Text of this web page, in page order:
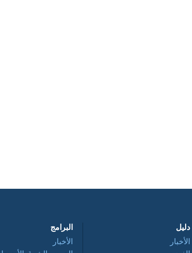
دليل
الأخبار
البرامج
الأخبار